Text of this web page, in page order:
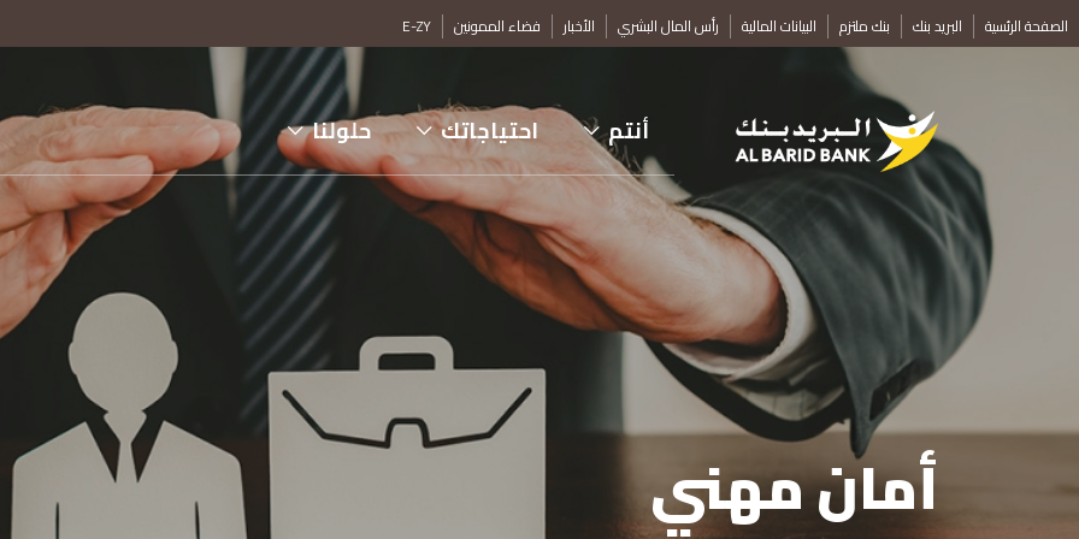
تجاوز
إلىالصفحة الرئسية البريد بنك بنك ملتزم البيانات المالية رأس المال البشري الأخبار فضاء الممونين E-ZY
أنتم احتياجاتك حلولنا
أمان مهني